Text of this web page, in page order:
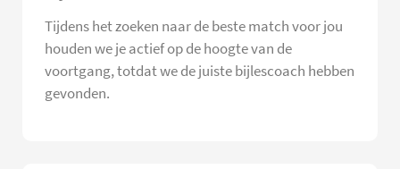
Tijdens het zoeken naar de beste match voor jou
houden we je actief op de hoogte van de
voortgang, totdat we de juiste bijlescoach hebben
gevonden.